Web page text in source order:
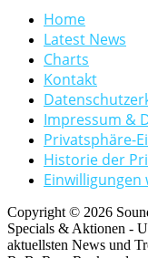
Home
Latest News
Charts
Kontakt
Impressum &
Privatsphäre-
Historie der
Copyright © 2026
Specials & Aktionen -
aktuellsten News und